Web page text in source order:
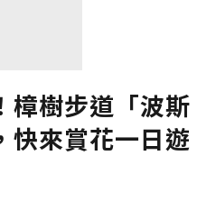
樟樹步道「波斯
快來賞花一日遊